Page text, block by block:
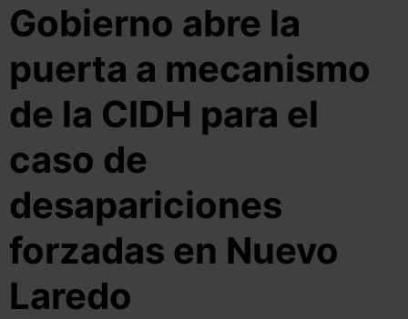
Gobierno abre la
puerta a mecanismo
de la CIDH para el
caso de
desapariciones
forzadas en Nuevo
Laredo